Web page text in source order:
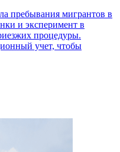
пребывания мигрантов в
и эксперимент в
процедуры.
учет, чтобы